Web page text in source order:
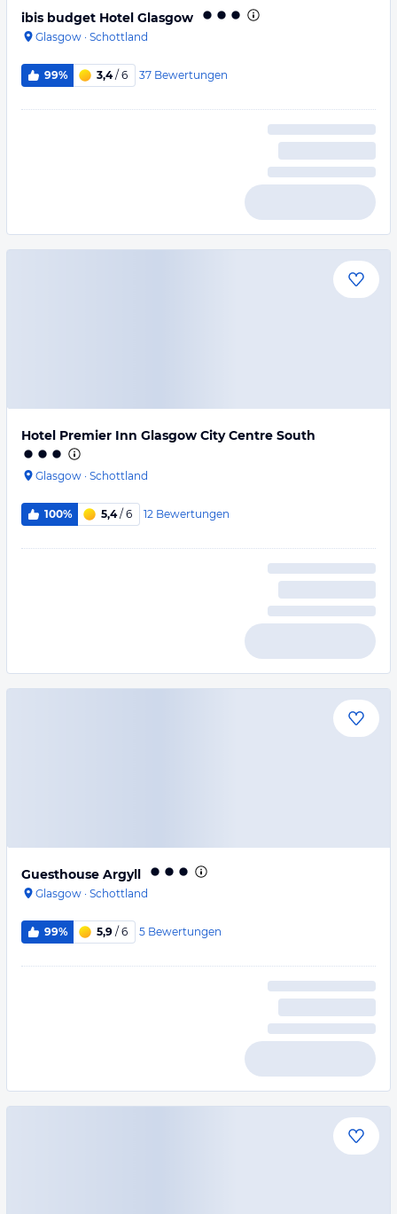
ibis budget Hotel Glasgow
Glasgow · Schottland
99% 3,4/ 6 37 Bewertungen
Hotel Premier Inn Glasgow City Centre South
Glasgow · Schottland
100% 5,4/ 6 12 Bewertungen
Guesthouse Argyll
Glasgow · Schottland
99% 5,9 / 6 5 Bewertungen